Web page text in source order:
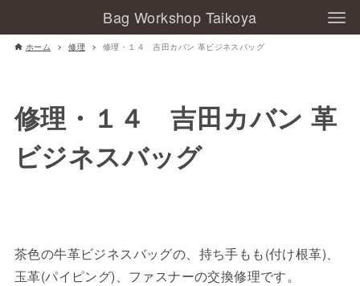
Bag Workshop Taikoya
ホーム 修理 修理・１４ 吉田カバン 革ビジネスバッグ
修理・１４ 吉田カバン 革
ビジネスバッグ
茶色の牛革ビジネスバッグの、持ち手もも(付け根革)、
玉革(パイピング)、ファスナーの交換修理です。